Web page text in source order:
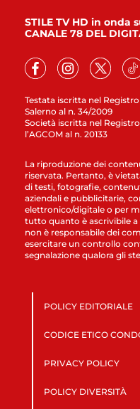
Testata iscritta nel
Salerno al n. 34/2009
Società iscritta nel
l’AGCOM al n. 20133
STILE TV HD in onda
CANALE 78 DEL
La riproduzione dei
riservata. Pertanto, è
di testi, fotografie,
aziendali e pubblicitarie,
elettronico/digitale o per
tutto quanto è ascrivibile a
non è responsabile dei
esercitare un controllo
segnalazione qualora gli
POLICY EDITORIALE
CODICE ETICO
PRIVACY POLICY
POLICY DIVERSITÀ